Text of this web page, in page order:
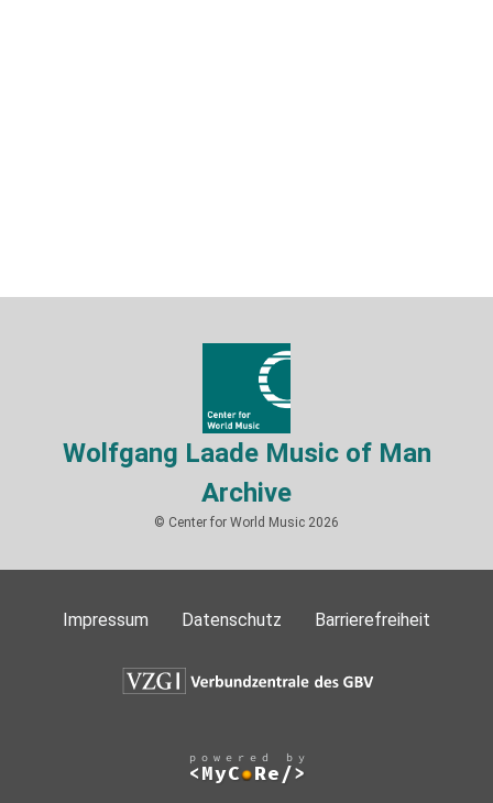
Wolfgang Laade Music of Man
Archive
© Center for World Music 2026
Impressum Datenschutz Barrierefreiheit